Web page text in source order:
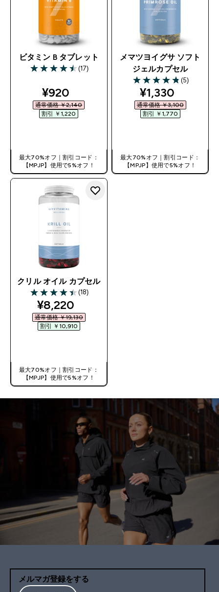
ビタミン B タブレット
4.53 out of 5 stars
(17)
discounted price
¥920‎
通常価格 ￥2,140‎
割引 ￥1,220‎
最大70%オフ｜割引コード：
【MPJP】使用で5%オフ！
メマツヨイグサ ソフト
ジェルカプセル
4.8 out of 5 stars
(5)
discounted
¥1,330‎
通常価格 ￥3,100‎
割引 ￥1,770‎
最大70%オフ｜割引コード：
【MPJP】使用で5%オフ！
クリル オイル カプセル
4.44 out of 5 stars
(18)
discounted price
¥8,220‎
通常価格 ￥19,130‎
割引 ￥10,910‎
最大70%オフ｜割引コード：
【MPJP】使用で5%オフ！
メルマガ登録をする